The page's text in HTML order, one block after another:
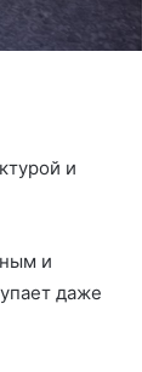
и
и
даже